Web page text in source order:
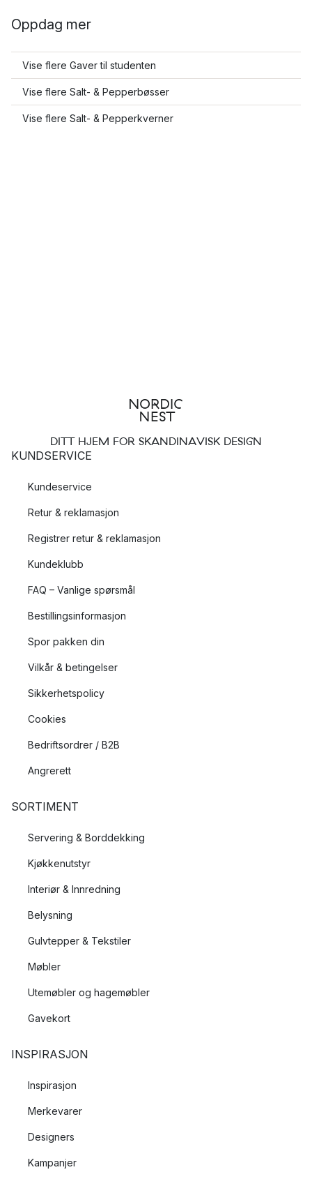
Oppdag mer
Vise flere Gaver til studenten
Vise flere Salt- & Pepperbøsser
Vise flere Salt- & Pepperkverner
DITT HJEM FOR SKANDINAVISK DESIGN
KUNDSERVICE
Kundeservice
Retur & reklamasjon
Registrer retur & reklamasjon
Kundeklubb
FAQ – Vanlige spørsmål
Bestillingsinformasjon
Spor pakken din
Vilkår & betingelser
Sikkerhetspolicy
Cookies
Bedriftsordrer / B2B
Angrerett
SORTIMENT
Servering & Borddekking
Kjøkkenutstyr
Interiør & Innredning
Belysning
Gulvtepper & Tekstiler
Møbler
Utemøbler og hagemøbler
Gavekort
INSPIRASJON
Inspirasjon
Merkevarer
Designers
Kampanjer